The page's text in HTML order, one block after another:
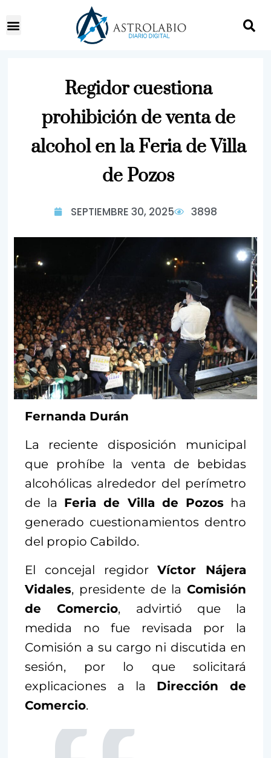
Regidor cuestiona
prohibición de venta de
alcohol en la Feria de Villa
de Pozos
SEPTIEMBRE 30, 2025 3898
Fernanda Durán
La reciente disposición municipal
que prohíbe la venta de bebidas
alcohólicas alrededor del perímetro
de la Feria de Villa de Pozos ha
generado cuestionamientos dentro
del propio Cabildo.
El concejal regidorVíctor Nájera
Vidales, presidente de la Comisión
de Comercio, advirtió que la
medida no fue revisada por la
Comisión a su cargo ni discutida en
sesión, por lo que solicitará
explicaciones a la Dirección de
Comercio.